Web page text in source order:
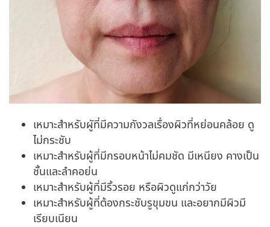
เหมาะสำหรับผูัที่มีความกังวลเรื่องผิวที่หย่อนคล้อย ดู
ไม่กระชับ
เหมาะสำหรับผู้ที่มีกรอบหน้าไม่คมชัด มีเหนียง คางเป็น
ชั้นและลำคอย่น
เหมาะสำหรับผู้ที่มีริ้วรอย หรือผิวดูแก่กว่าวัย
เหมาะสำหรับผู้ที่ต้องกระชับรูขุมขน และอยากมีผิวมี
เรียบเนียน